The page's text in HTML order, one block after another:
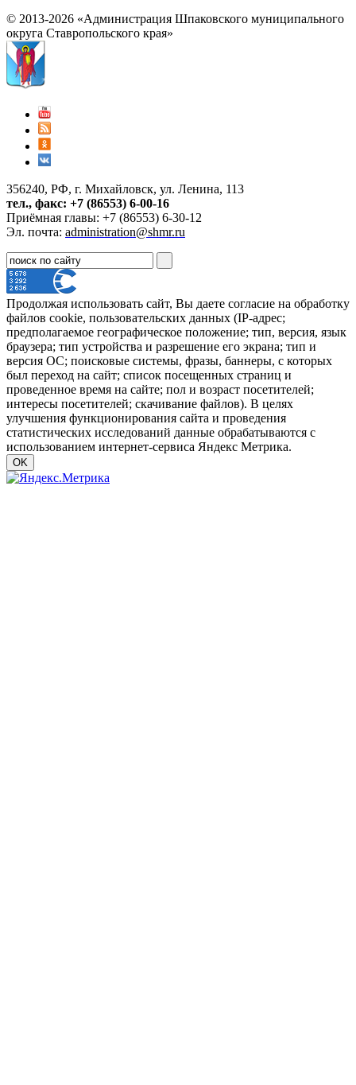
© 2013-2026 «Администрация Шпаковского муниципального
округа Ставропольского края»
356240, РФ, г. Михайловск, ул. Ленина, 113
тел., факс: +7 (86553) 6-00-16
Приёмная главы: +7 (86553) 6-30-12
Эл. почта: administration@shmr.ru
Продолжая использовать сайт, Вы даете согласие на обработку
файлов cookie, пользовательских данных (IP-адрес;
предполагаемое географическое положение; тип, версия, язык
браузера; тип устройства и разрешение его экрана; тип и
версия ОС; поисковые системы, фразы, баннеры, с которых
был переход на сайт; список посещенных страниц и
проведенное время на сайте; пол и возраст посетителей;
интересы посетителей; скачивание файлов). В целях
улучшения функционирования сайта и проведения
статистических исследований данные обрабатываются с
использованием интернет-сервиса Яндекс Метрика.
OK